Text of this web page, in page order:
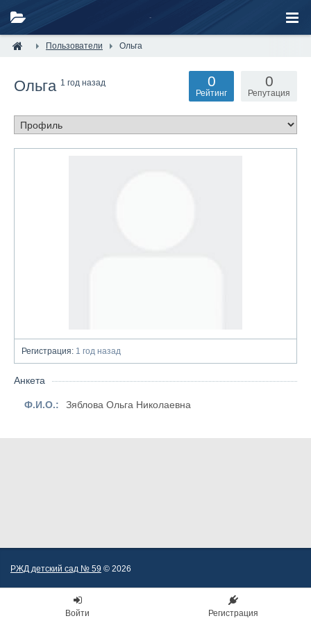
Пользователи Ольга
Ольга 1 год назад 0
Репутация
0
Рейтинг
Регистрация: 1 год назад
Анкета
Ф.И.О.: Зяблова Ольга Николаевна
РЖД детский сад № 59 © 2026
Войти Регистрация